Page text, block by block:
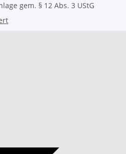
gem. § 12 Abs. 3 UStG